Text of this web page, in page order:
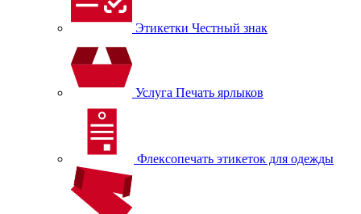
Этикетки Честный знак
Услуга Печать ярлыков
Флексопечать этикеток для одежды